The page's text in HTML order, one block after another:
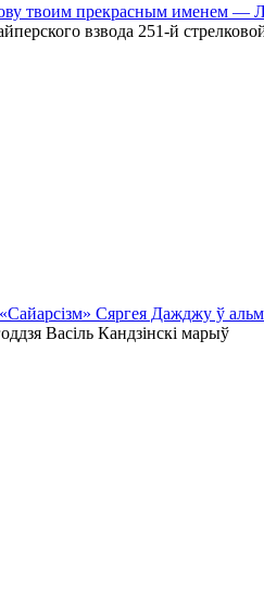
твоим прекрасным именем —
взвода 251-й
Сяргея Дажджу ў
Васіль Кандзінскі марыў